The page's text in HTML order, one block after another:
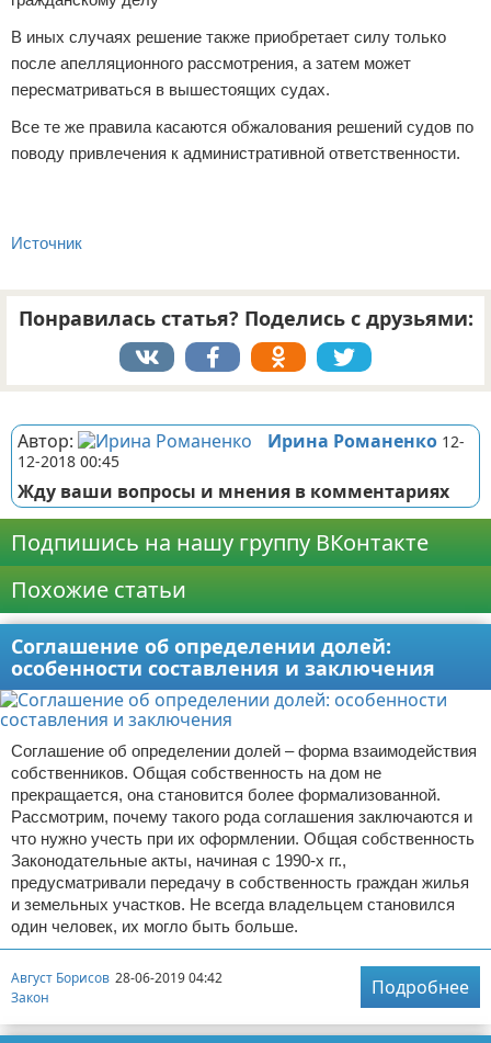
В иных случаях решение также приобретает силу только
после апелляционного рассмотрения, а затем может
пересматриваться в вышестоящих судах.
Все те же правила касаются обжалования решений судов по
поводу привлечения к административной ответственности.
Источник
Понравилась статья? Поделись с друзьями:
Автор: Ирина Романенко 12-
12-2018 00:45
Жду ваши вопросы и мнения в комментариях
Подпишись на нашу группу ВКонтакте
Похожие статьи
Соглашение об определении долей:
особенности составления и заключения
Соглашение об определении долей – форма взаимодействия
собственников. Общая собственность на дом не
прекращается, она становится более формализованной.
Рассмотрим, почему такого рода соглашения заключаются и
что нужно учесть при их оформлении. Общая собственность
Законодательные акты, начиная с 1990-х гг.,
предусматривали передачу в собственность граждан жилья
и земельных участков. Не всегда владельцем становился
один человек, их могло быть больше.
Август Борисов 28-06-2019 04:42
Закон
Подробнее